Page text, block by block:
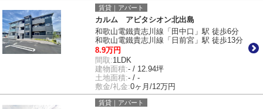
賃貸｜アパート
カルム アビタシオン北出島
和歌山電鐵貴志川線「田中口」駅 徒歩6分
和歌山電鐵貴志川線「日前宮」駅 徒歩13分
8.9万円
間取:1LDK
建物面積:- / 12.94坪
土地面積:- / -
敷金/礼金:0ヶ月/12万円
賃貸｜アパート